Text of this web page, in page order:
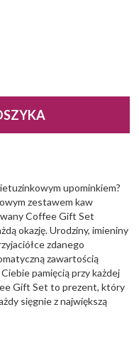
upominkiem?
zestawem kaw
Coffee Gift Set
okazję. Urodziny, imieniny
zdanego
zawartością
pamięcią przy każdej
Gift Set to prezent, który
sięgnie z największą